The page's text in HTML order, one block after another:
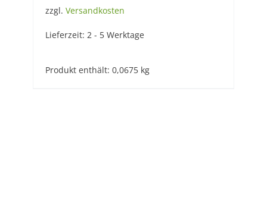
zzgl. Versandkosten
Lieferzeit: 2 - 5 Werktage
Produkt enthält: 0,0675 kg